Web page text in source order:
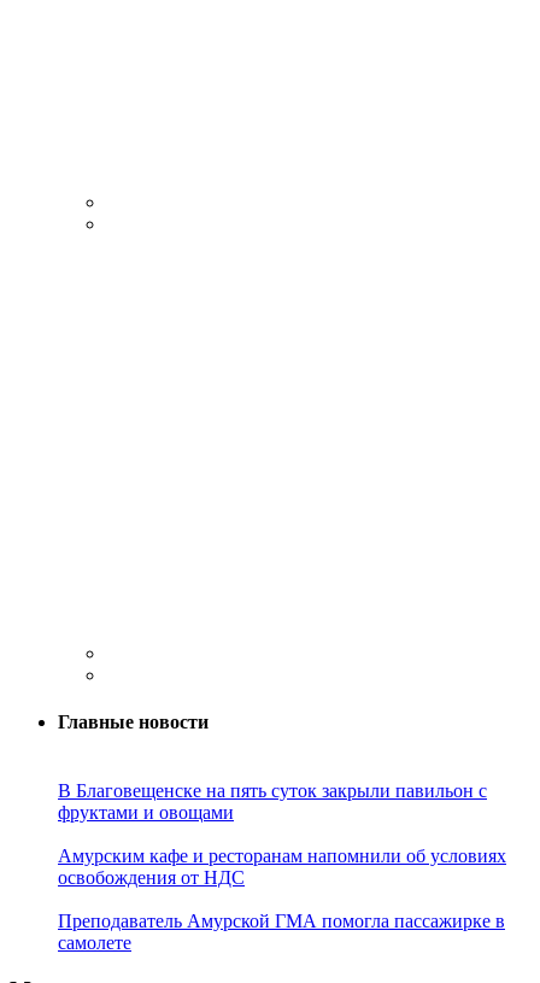
Главные новости
В Благовещенске на пять суток закрыли павильон с
фруктами и овощами
Амурским кафе и ресторанам напомнили об условиях
освобождения от НДС
Преподаватель Амурской ГМА помогла пассажирке в
самолете